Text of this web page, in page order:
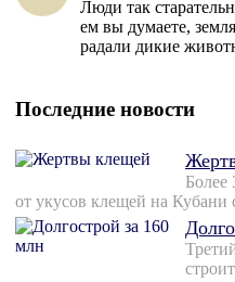
Люди так
ем вы думаете,
радали дикие
Последние новости
Более
от укусов клещей на Кубани